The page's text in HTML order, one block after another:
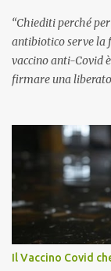
“Chiediti perché
antibiotico serve la
vaccino anti-Covid
firmare una
pandemia. Un
ancora il coraggio
anti-Covid, un pro-
sviluppato in
larga scala, ancora
internazionale
anche a persone
Il Vaccino Covid